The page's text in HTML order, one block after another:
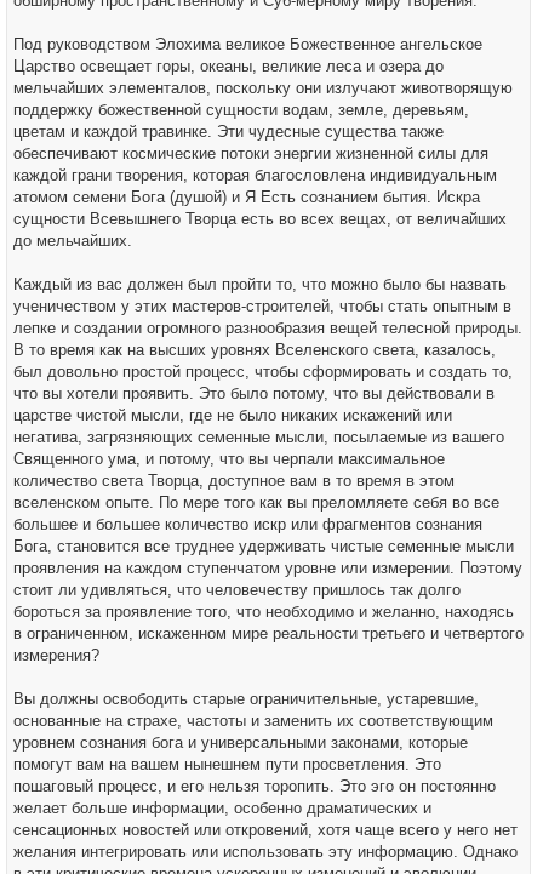
Под руководством Элохима великое Божественное ангельское
Царство освещает горы, океаны, великие леса и озера до
мельчайших элементалов, поскольку они излучают животворящую
поддержку божественной сущности водам, земле, деревьям,
цветам и каждой травинке. Эти чудесные существа также
обеспечивают космические потоки энергии жизненной силы для
каждой грани творения, которая благословлена индивидуальным
атомом семени Бога (душой) и Я Есть сознанием бытия. Искра
сущности Всевышнего Творца есть во всех вещах, от величайших
до мельчайших.
Каждый из вас должен был пройти то, что можно было бы назвать
ученичеством у этих мастеров-строителей, чтобы стать опытным в
лепке и создании огромного разнообразия вещей телесной природы.
В то время как на высших уровнях Вселенского света, казалось,
был довольно простой процесс, чтобы сформировать и создать то,
что вы хотели проявить. Это было потому, что вы действовали в
царстве чистой мысли, где не было никаких искажений или
негатива, загрязняющих семенные мысли, посылаемые из вашего
Священного ума, и потому, что вы черпали максимальное
количество света Творца, доступное вам в то время в этом
вселенском опыте. По мере того как вы преломляете себя во все
большее и большее количество искр или фрагментов сознания
Бога, становится все труднее удерживать чистые семенные мысли
проявления на каждом ступенчатом уровне или измерении. Поэтому
стоит ли удивляться, что человечеству пришлось так долго
бороться за проявление того, что необходимо и желанно, находясь
в ограниченном, искаженном мире реальности третьего и четвертого
измерения?
Вы должны освободить старые ограничительные, устаревшие,
основанные на страхе, частоты и заменить их соответствующим
уровнем сознания бога и универсальными законами, которые
помогут вам на вашем нынешнем пути просветления. Это
пошаговый процесс, и его нельзя торопить. Это эго он постоянно
желает больше информации, особенно драматических и
сенсационных новостей или откровений, хотя чаще всего у него нет
желания интегрировать или использовать эту информацию. Однако